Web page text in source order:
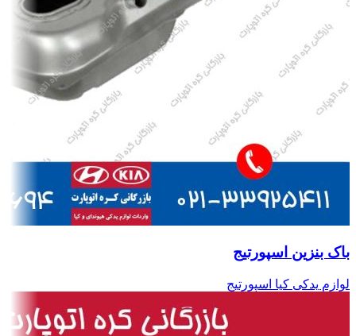
باک بنزین اسپورتیج
لوازم یدکی کیا اسپورتیج